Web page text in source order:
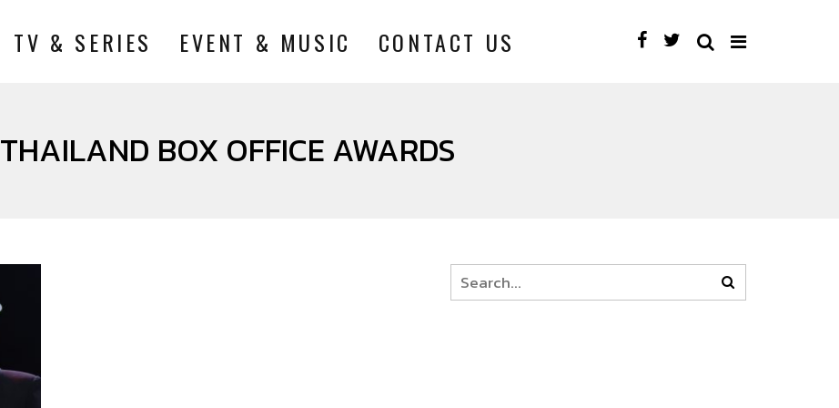
TV & SERIES EVENT & MUSIC CONTACT US
THAILAND BOX OFFICE AWARDS